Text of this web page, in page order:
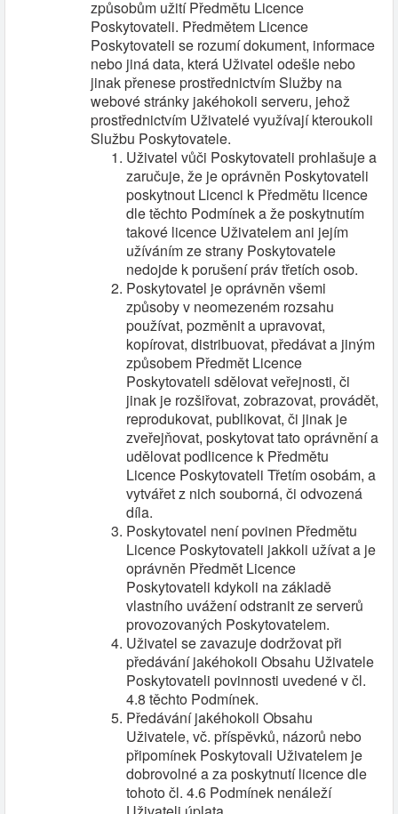
způsobům užití Předmětu Licence
Poskytovateli. Předmětem Licence
Poskytovateli se rozumí dokument, informace
nebo jiná data, která Uživatel odešle nebo
jinak přenese prostřednictvím Služby na
webové stránky jakéhokoli serveru, jehož
prostřednictvím Uživatelé využívají kteroukoli
Službu Poskytovatele.
Uživatel vůči Poskytovateli prohlašuje a
zaručuje, že je oprávněn Poskytovateli
poskytnout Licenci k Předmětu licence
dle těchto Podmínek a že poskytnutím
takové licence Uživatelem ani jejím
užíváním ze strany Poskytovatele
nedojde k porušení práv třetích osob.
Poskytovatel je oprávněn všemi
způsoby v neomezeném rozsahu
používat, pozměnit a upravovat,
kopírovat, distribuovat, předávat a jiným
způsobem Předmět Licence
Poskytovateli sdělovat veřejnosti, či
jinak je rozšiřovat, zobrazovat, provádět,
reprodukovat, publikovat, či jinak je
zveřejňovat, poskytovat tato oprávnění a
udělovat podlicence k Předmětu
Licence Poskytovateli Třetím osobám, a
vytvářet z nich souborná, či odvozená
díla.
Poskytovatel není povinen Předmětu
Licence Poskytovateli jakkoli užívat a je
oprávněn Předmět Licence
Poskytovateli kdykoli na základě
vlastního uvážení odstranit ze serverů
provozovaných Poskytovatelem.
Uživatel se zavazuje dodržovat při
předávání jakéhokoli Obsahu Uživatele
Poskytovateli povinnosti uvedené v čl.
4.8 těchto Podmínek.
Předávání jakéhokoli Obsahu
Uživatele, vč. příspěvků, názorů nebo
připomínek Poskytovali Uživatelem je
dobrovolné a za poskytnutí licence dle
tohoto čl. 4.6 Podmínek nenáleží